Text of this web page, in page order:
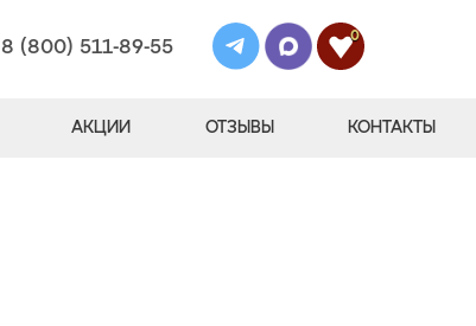
8 (800) 511-89-55
0
АКЦИИ ОТЗЫВЫ КОНТАКТЫ